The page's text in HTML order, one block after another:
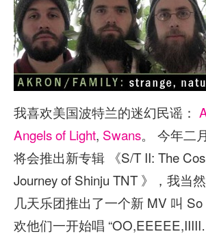
我喜欢美国波特兰的迷幻民谣：
Angels of Light, Swans。 今年二
将会推出新专辑 《S/T II: The
Journey of Shinju TNT 》，我当
几天乐团推出了一个新 MV 叫
欢他们一开始唱